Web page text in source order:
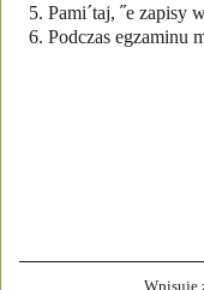
5. Pami´taj, ˝e zapisy
6. Podczas egzaminu
Wpisuje